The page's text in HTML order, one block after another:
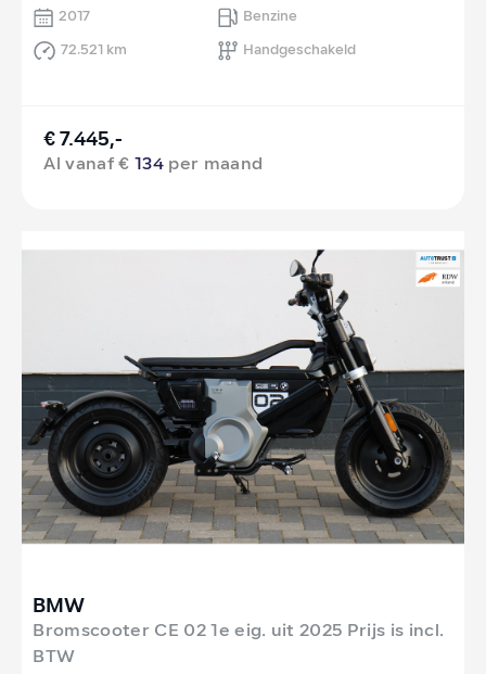
2017
Benzine
72.521 km
Handgeschakeld
€ 7.445,-
Al vanaf €134 per maand
BMW
Bromscooter CE 02 1e eig. uit 2025 Prijs is incl.
BTW